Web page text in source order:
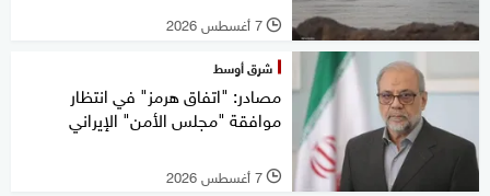
l 7 أغسطس 2026
شرق أوسط
مصادر: "اتفاق هرمز" في انتظار
موافقة "مجلس الأمن" الإيراني
l 7 أغسطس 2026